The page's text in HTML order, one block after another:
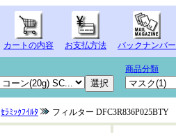
カートの内容 お支払方法 バックナンバー
商品分類
ｾﾗﾐｯｸﾌｲﾙﾀ フィルター DFC3R836P025BTY